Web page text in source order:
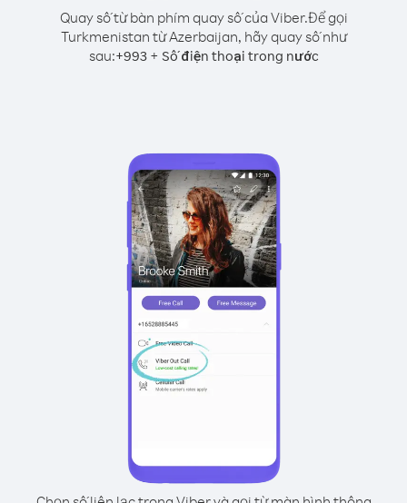
Quay số từ bàn phím quay số của Viber.Để gọi
Turkmenistan từ Azerbaijan, hãy quay số như
sau:+993+ Số điện thoại trong nước